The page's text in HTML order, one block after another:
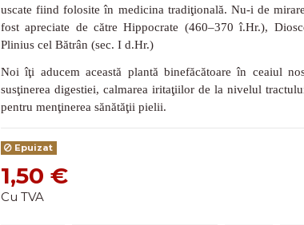
uscate fiind folosite în medicina tradiţională. Nu-i de
fost apreciate de către Hippocrate (460–370 î.Hr.),
Plinius cel Bătrân (sec. I d.Hr.)
Noi îţi aducem această plantă binefăcătoare în ceaiul
susţinerea digestiei, calmarea iritaţiilor de la nivelul
pentru menţinerea sănătăţii pielii.
Epuizat
1,50 €
Cu TVA